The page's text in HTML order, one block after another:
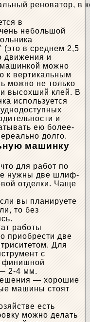
реноватор, в
в
небольшой
(это в среднем 2,5
движения и
можно
к вертикальным
можно не только
высохший клей. В
используется
и
ею более-
долго.
машинку
для работ по
нужны две шлиф-
отделки. Чаще
вы планируете
то без
работы
приобрести две
Для
с
финишной
2-4 мм.
— хорошие
машины стоят
есть
можно делать